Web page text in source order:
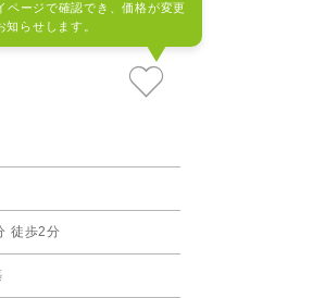
の提案
員登録
イント
ページで確認でき、価格が変更
らせします。
徒歩2分